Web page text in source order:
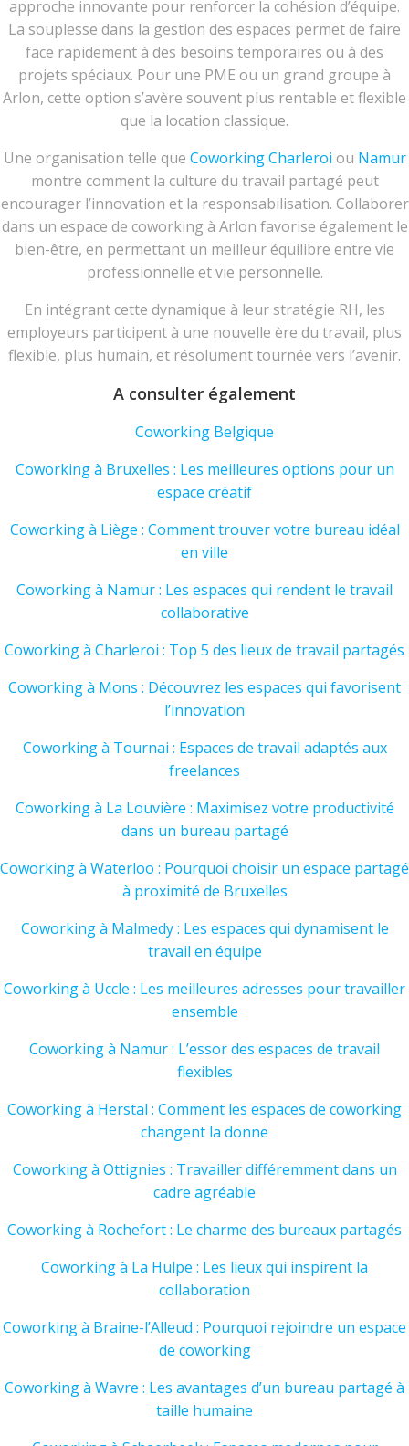
approche innovante pour renforcer la cohésion d’équipe.
La souplesse dans la gestion des espaces permet de faire
face rapidement à des besoins temporaires ou à des
projets spéciaux. Pour une PME ou un grand groupe à
Arlon, cette option s’avère souvent plus rentable et flexible
que la location classique.
Une organisation telle que Coworking Charleroi ou Namur
montre comment la culture du travail partagé peut
encourager l’innovation et la responsabilisation. Collaborer
dans un espace de coworking à Arlon favorise également le
bien-être, en permettant un meilleur équilibre entre vie
professionnelle et vie personnelle.
En intégrant cette dynamique à leur stratégie RH, les
employeurs participent à une nouvelle ère du travail, plus
flexible, plus humain, et résolument tournée vers l’avenir.
A consulter également
Coworking Belgique
Coworking à Bruxelles : Les meilleures options pour un
espace créatif
Coworking à Liège : Comment trouver votre bureau idéal
en ville
Coworking à Namur : Les espaces qui rendent le travail
collaborative
Coworking à Charleroi : Top 5 des lieux de travail partagés
Coworking à Mons : Découvrez les espaces qui favorisent
l’innovation
Coworking à Tournai : Espaces de travail adaptés aux
freelances
Coworking à La Louvière : Maximisez votre productivité
dans un bureau partagé
Coworking à Waterloo : Pourquoi choisir un espace partagé
à proximité de Bruxelles
Coworking à Malmedy : Les espaces qui dynamisent le
travail en équipe
Coworking à Uccle : Les meilleures adresses pour travailler
ensemble
Coworking à Namur : L’essor des espaces de travail
flexibles
Coworking à Herstal : Comment les espaces de coworking
changent la donne
Coworking à Ottignies : Travailler différemment dans un
cadre agréable
Coworking à Rochefort : Le charme des bureaux partagés
Coworking à La Hulpe : Les lieux qui inspirent la
collaboration
Coworking à Braine-l’Alleud : Pourquoi rejoindre un espace
de coworking
Coworking à Wavre : Les avantages d’un bureau partagé à
taille humaine